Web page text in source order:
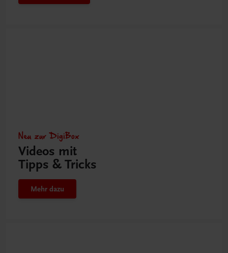
Neu zur DigiBox
Videos mit
Tipps & Tricks
Mehr dazu